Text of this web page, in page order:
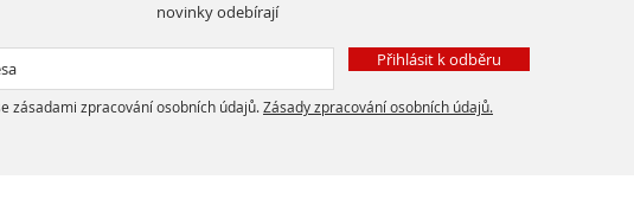
novinky odebírají
Přihlásit k odběru
zásadami zpracování osobních údajů.Zásady zpracování osobních údajů.